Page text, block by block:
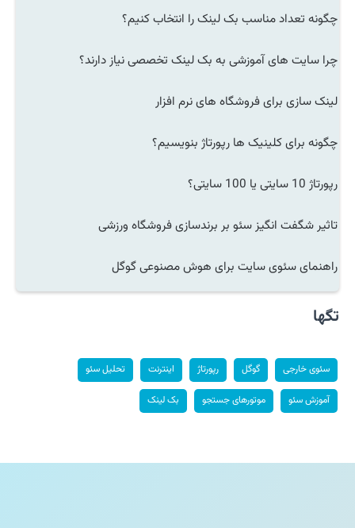
چگونه تعداد مناسب بک لینک را انتخاب کنیم؟
چرا سایت های آموزشی به بک لینک تخصصی نیاز دارند؟
لینک سازی برای فروشگاه های نرم افزار
چگونه برای کلینیک ها رپورتاژ بنویسیم؟
رپورتاژ 10 سایتی یا 100 سایتی؟
تاثیر شگفت انگیز سئو بر برندسازی فروشگاه ورزشی
راهنمای سئوی سایت برای هوش مصنوعی گوگل
تگها
سئوی خارجی گوگل رپورتاژ اینترنت تحلیل سئو
آموزش سئو موتورهای جستجو بک لینک